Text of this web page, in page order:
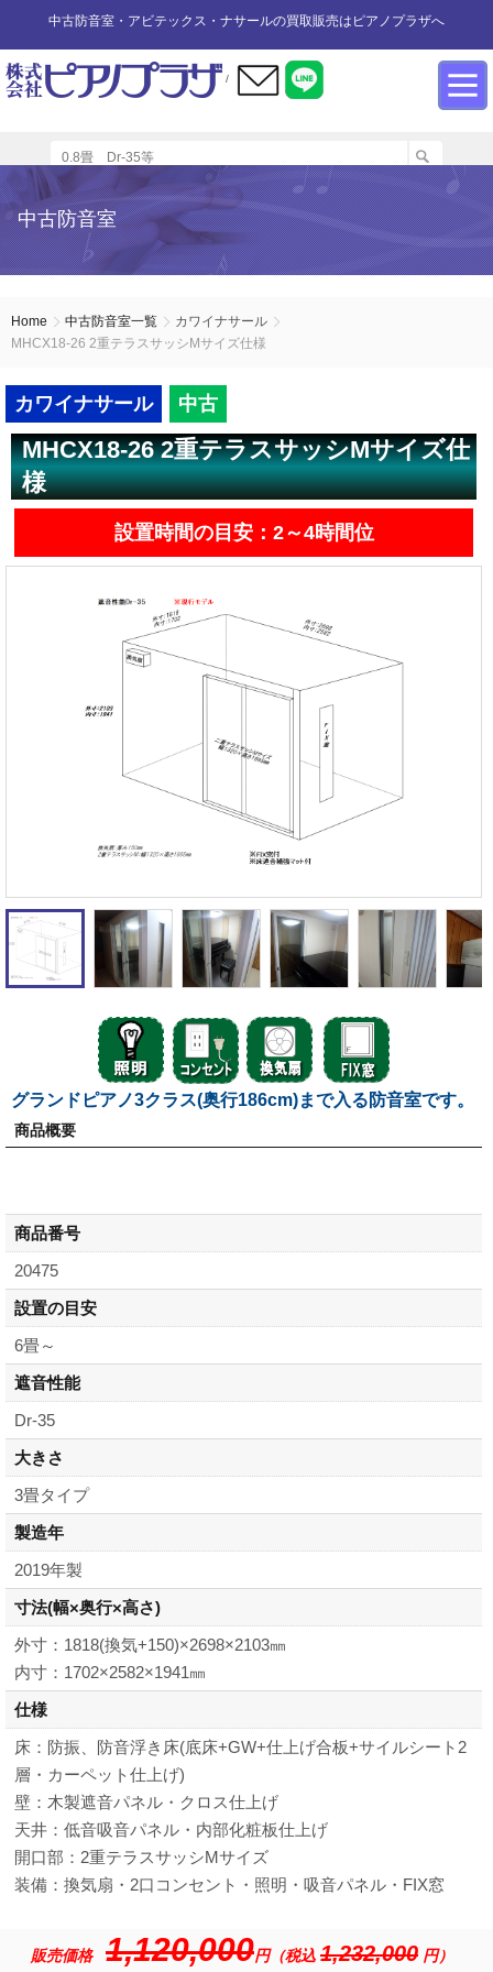
中古防音室・アビテックス・ナサールの買取販売はピアノプラザへ
/
カワイ防音ルーム
ユニットタイプ
防音室中古
展示品リスト
アビテックス3畳～
カワイナサール
かんたん在庫検索
売約済みリスト
防音室買取
防音室WEB買取
防音室設置のアドバイス
防音室内へのピアノの設置
エアコンの設置方法
遮音性能の違いを体験
インフォメーション
商品の購入について
店舗までの案内地図
お問い合わせ
中古防音室
Home 中古防音室一覧
カワイナサール
MHCX18-26 2重テラスサッシMサイズ仕様
カワイナサール 中古
MHCX18-26 2重テラスサッシMサイズ仕
様
設置時間の目安：2～4時間位
グランドピアノ3クラス(奥行186cm)まで入る防音室です。
商品概要
商品番号
20475
設置の目安
6畳～
遮音性能
Dr-35
大きさ
3畳タイプ
製造年
2019年製
寸法(幅×奥行×高さ)
外寸：1818(換気+150)×2698×2103㎜
内寸：1702×2582×1941㎜
仕様
床：防振、防音浮き床(底床+GW+仕上げ合板+サイルシート2
層・カーペット仕上げ)
壁：木製遮音パネル・クロス仕上げ
天井：低音吸音パネル・内部化粧板仕上げ
開口部：2重テラスサッシMサイズ
装備：換気扇・2口コンセント・照明・吸音パネル・FIX窓
販売価格 1,120,000円（税込 1,232,000 円）